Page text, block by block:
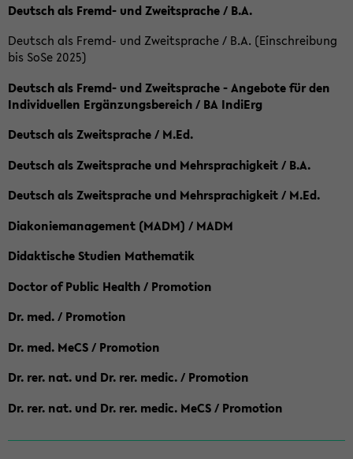
Deutsch als Fremd- und Zweitsprache / B.A.
Deutsch als Fremd- und Zweitsprache / B.A. (Einschreibung
bis SoSe 2025)
Deutsch als Fremd- und Zweitsprache - Angebote für den
Individuellen Ergänzungsbereich / BA IndiErg
Deutsch als Zweitsprache / M.Ed.
Deutsch als Zweitsprache und Mehrsprachigkeit / B.A.
Deutsch als Zweitsprache und Mehrsprachigkeit / M.Ed.
Diakoniemanagement (MADM) / MADM
Didaktische Studien Mathematik
Doctor of Public Health / Promotion
Dr. med. / Promotion
Dr. med. MeCS / Promotion
Dr. rer. nat. und Dr. rer. medic. / Promotion
Dr. rer. nat. und Dr. rer. medic. MeCS / Promotion